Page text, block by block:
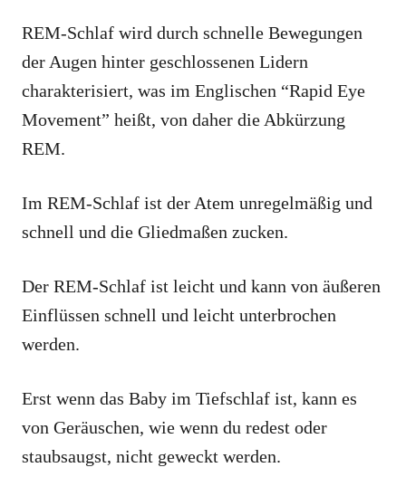
REM-Schlaf wird durch schnelle Bewegungen
der Augen hinter geschlossenen Lidern
charakterisiert, was im Englischen “Rapid Eye
Movement” heißt, von daher die Abkürzung
REM.
Im REM-Schlaf ist der Atem unregelmäßig und
schnell und die Gliedmaßen zucken.
Der REM-Schlaf ist leicht und kann von äußeren
Einflüssen schnell und leicht unterbrochen
werden.
Erst wenn das Baby im Tiefschlaf ist, kann es
von Geräuschen, wie wenn du redest oder
staubsaugst, nicht geweckt werden.